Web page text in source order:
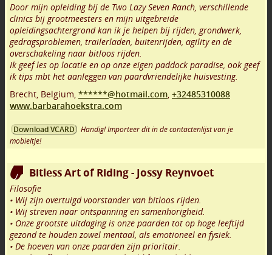
Door mijn opleiding bij de Two Lazy Seven Ranch, verschillende
clinics bij grootmeesters en mijn uitgebreide
opleidingsachtergrond kan ik je helpen bij rijden, grondwerk,
gedragsproblemen, trailerladen, buitenrijden, agility en de
overschakeling naar bitloos rijden.
Ik geef les op locatie en op onze eigen paddock paradise, ook geef
ik tips mbt het aanleggen van paardvriendelijke huisvesting.
Brecht, Belgium, ******@hotmail.com, +32485310088
www.barbarahoekstra.com
Download VCARD
Handig! Importeer dit in de contactenlijst van je
mobieltje!
Bitless Art of Riding - Jossy Reynvoet
Filosofie
• Wij zijn overtuigd voorstander van bitloos rijden.
• Wij streven naar ontspanning en samenhorigheid.
• Onze grootste uitdaging is onze paarden tot op hoge leeftijd
gezond te houden zowel mentaal, als emotioneel en fysiek.
• De hoeven van onze paarden zijn prioritair.